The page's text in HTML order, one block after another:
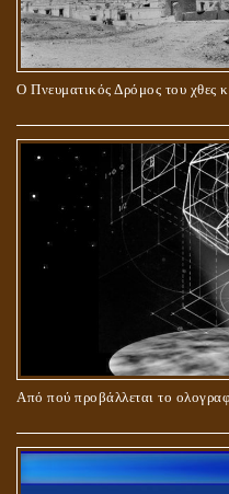
Ο Πνευματικός Δρόμος του χθες
Από πού προβάλλεται το
ΚΑΙ ΜΕ ΕΝΑΡΕΤΗ ΖΩΗ;
ΑΓΑΠΗ: ΚΑΤΑΣΤΑΣΗ Ή